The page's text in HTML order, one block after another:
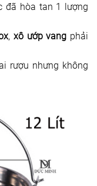
đã hòa tan 1 lượng
,xô ướp vang phải
rượu nhưng không